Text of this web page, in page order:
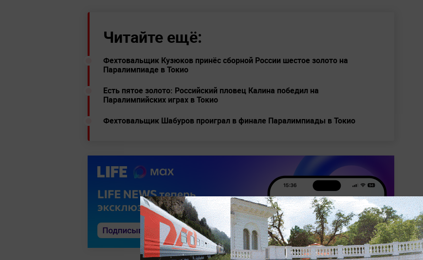
Читайте ещё:
Фехтовальщик Кузюков принёс сборной России шестое золото на
Паралимпиаде в Токио
Есть пятое золото: Российский пловец Калина победил на
Паралимпийских играх в Токио
Фехтовальщик Шабуров проиграл в финале Паралимпиады в Токио